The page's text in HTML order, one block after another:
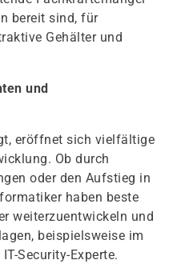
bereit sind, für
Gehälter und
und
eröffnet sich vielfältige
Ob durch
oder den Aufstieg in
haben beste
weiterzuentwickeln und
beispielsweise im
Security-Experte.